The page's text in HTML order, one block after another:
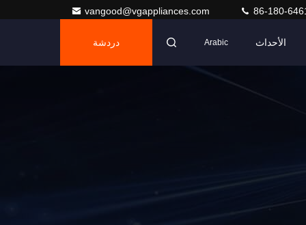
vangood@vgappliances.com 86-180-
الأحداث Arabic دردشة